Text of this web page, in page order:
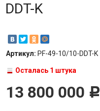
DDT-K
Артикул: PF-49-10/10-DDT-K
Осталась 1 штука
13 800 000 Р